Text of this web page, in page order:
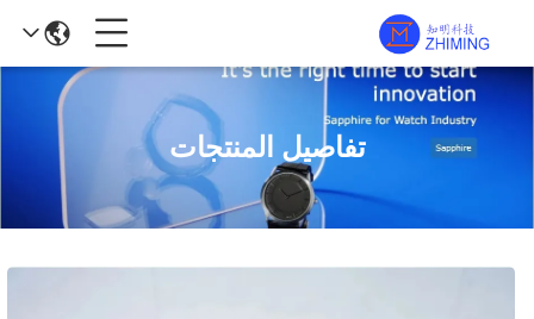
تفاصيل المنتجات